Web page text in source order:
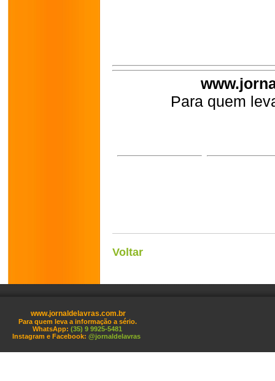
Para quem
Voltar
www.jornaldelavras.com.br
Para quem leva a informação a sério.
WhatsApp: (35) 9 9925-5481
Instagram e Facebook: @jornaldelavras